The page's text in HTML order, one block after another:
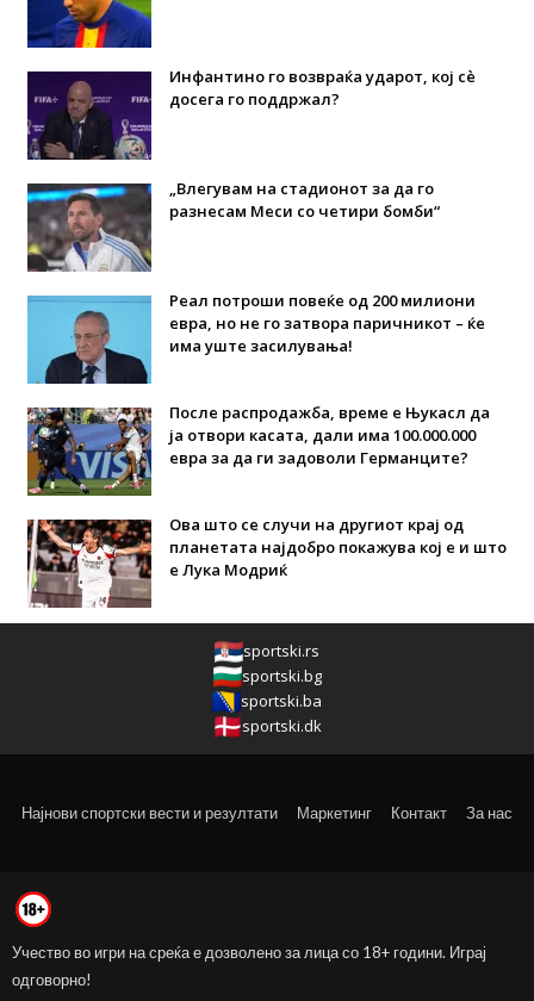
Инфантино го возвраќа ударот, кој сè
досега го поддржал?
„Влегувам на стадионот за да го
разнесам Меси со четири бомби“
Реал потроши повеќе од 200 милиони
евра, но не го затвора паричникот – ќе
има уште засилувања!
После распродажба, време е Њукасл да
ја отвори касата, дали има 100.000.000
евра за да ги задоволи Германците?
Ова што се случи на другиот крај од
планетата најдобро покажува кој е и што
е Лука Модриќ
sportski.rs
sportski.bg
sportski.ba
sportski.dk
Најнови спортски вести и резултати Маркетинг Контакт За нас
Учество во игри на среќа е дозволено за лица со 18+ години. Играј
одговорно!